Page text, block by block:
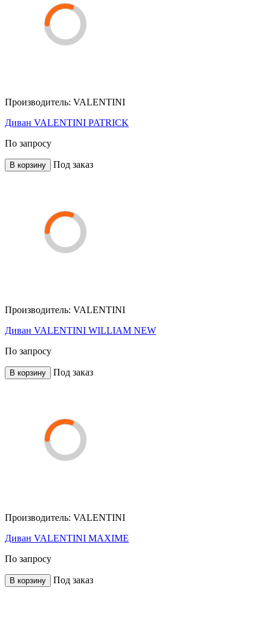
Производитель: VALENTINI
Диван VALENTINI PATRICK
По запросу
В корзину Под заказ
Производитель: VALENTINI
Диван VALENTINI WILLIAM NEW
По запросу
В корзину Под заказ
Производитель: VALENTINI
Диван VALENTINI MAXIME
По запросу
В корзину Под заказ